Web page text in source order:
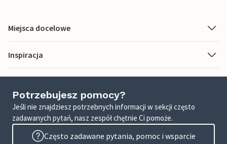
Miejsca docelowe
Inspiracja
Potrzebujesz pomocy?
Jeśli nie znajdziesz potrzebnych informacji w sekcji często
zadawanych pytań, nasz zespół chętnie Ci pomoże.
Często zadawane pytania, pomoc i wsparcie